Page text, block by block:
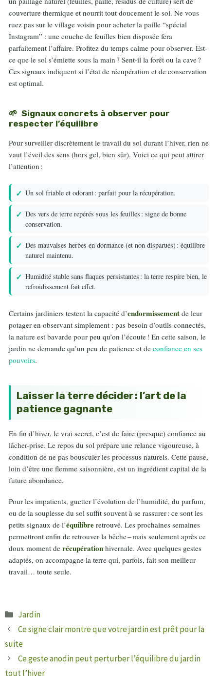
couverture thermique et nourrit tout doucement le sol. Ne vous
ruez pas sur le village voisin pour acheter la paille “spécial
Instagram” : une couche de feuilles bien disposée fera
parfaitement l’affaire. Profitez du temps calme pour observer. Est-
ce que le sol s’émiette sous la main ? Sent-il la forêt ou la cave ?
Ces signaux indiquent si l’état de récupération et de conservation
est optimal.
Signaux concrets à observer pour
respecter l’équilibre
Pour surveiller discrètement le travail du sol durant l’hiver, rien ne
vaut l’éveil des sens (hors gel, bien sûr). Voici ce qui peut attirer
l’attention :
Un sol friable et odorant : parfait pour la récupération.
Des vers de terre repérés sous les feuilles : signe de bonne
conservation.
Des mauvaises herbes en dormance (et non disparues) : équilibre
naturel maintenu.
Humidité stable sans flaques persistantes : la terre respire bien, le
refroidissement fait effet.
Certains jardiniers testent la capacité d’endormissement de leur
potager en observant simplement : pas besoin d’outils connectés,
la nature est bavarde pour peu qu’on l’écoute ! En cette saison, le
jardin ne demande qu’un peu de patience et de confiance en ses
pouvoirs.
Laisser la terre décider : l’art de la
patience gagnante
En fin d’hiver, le vrai secret, c’est de faire (presque) confiance au
lâcher-prise. Le repos du sol prépare une relance vigoureuse, à
condition de ne pas bousculer les processus naturels. Cette pause,
loin d’être une flemme saisonnière, est un ingrédient capital de la
future abondance.
Pour les impatients, guetter l’évolution de l’humidité, du parfum,
ou de la souplesse du sol suffit souvent à se rassurer : ce sont les
petits signaux de l’équilibre retrouvé. Les prochaines semaines
permettront enfin de retrouver la bêche – mais seulement après ce
doux moment de récupération hivernale. Avec quelques gestes
adaptés, on accompagne la terre qui, parfois, fait son meilleur
travail… toute seule.
Catégories
Jardin
Ce signe clair montre que votre jardin est prêt pour la
suite
Ce geste anodin peut perturber l’équilibre du jardin
tout l’hiver